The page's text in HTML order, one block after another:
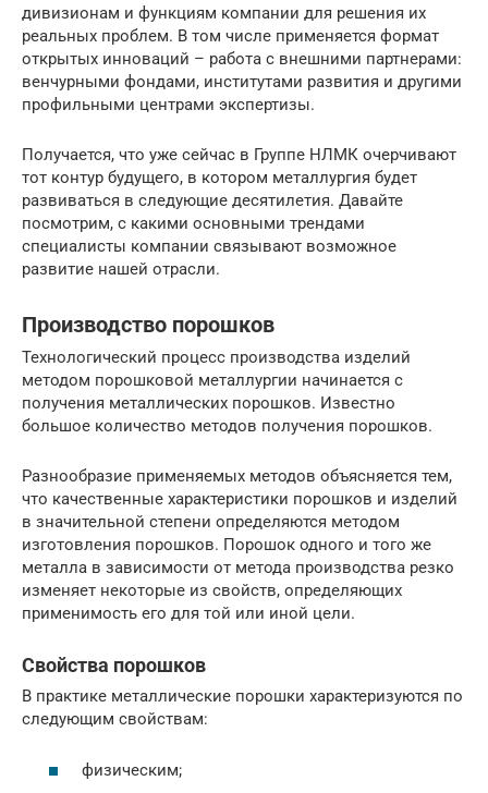
дивизионам и функциям компании для решения их
реальных проблем. В том числе применяется формат
открытых инноваций – работа с внешними партнерами:
венчурными фондами, институтами развития и другими
профильными центрами экспертизы.
Получается, что уже сейчас в Группе НЛМК очерчивают
тот кон­тур будущего, в котором металлургия будет
развиваться в следующие десятилетия. Давайте
посмотрим, с какими основными трендами
специалисты компании связывают возможное
развитие нашей отрасли.
Производство порошков
Технологический процесс производства изделий
методом порошковой металлургии начинается с
получения металлических порошков. Известно
большое количество методов получения порошков.
Разнообразие применяемых методов объясняется тем,
что качественные характеристики порошков и изделий
в значительной степени определяются методом
изготовления порошков. Порошок одного и того же
металла в зависимости от метода производства резко
изменяет некоторые из свойств, определяющих
применимость его для той или иной цели.
Свойства порошков
В практике металлические порошки характеризуются по
следующим свойствам:
физическим;